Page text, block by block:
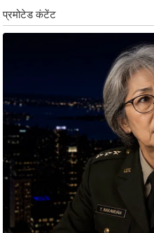
ल्म
स
r
e
a
k
i
n
g